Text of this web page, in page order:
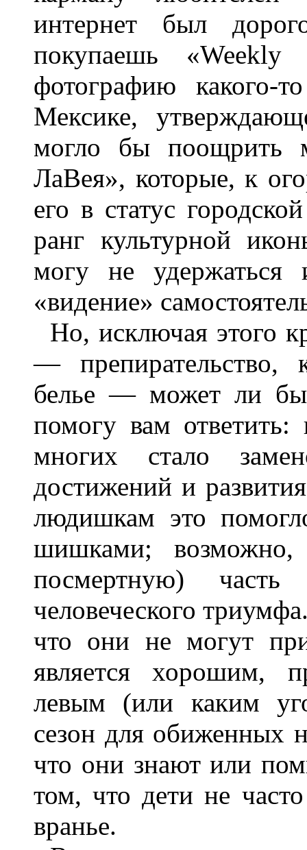
интернет был
покупаешь
фотографию какого-
Мексике,
могло бы поощрить
ЛаВея», которые, к
его в статус
ранг культурной
могу не удержаться
«видение»
Но, исключая этого
— препирательство,
белье — может ли
помогу вам
многих стало
достижений и
людишкам это
шишками;
посмертную)
человеческого
что они не могут
является хорошим,
левым (или каким
сезон для обиженных
что они знают или
том, что дети не
вранье.